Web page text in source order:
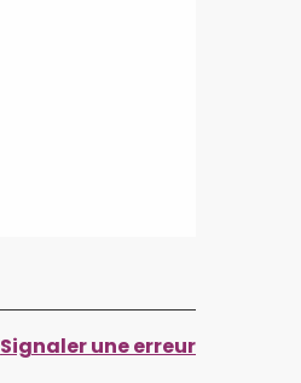
Signaler une erreur